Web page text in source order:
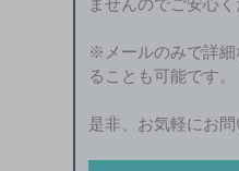
ませんのでご安心く
※メールのみで詳細
ることも可能です。
是非、お気軽にお問